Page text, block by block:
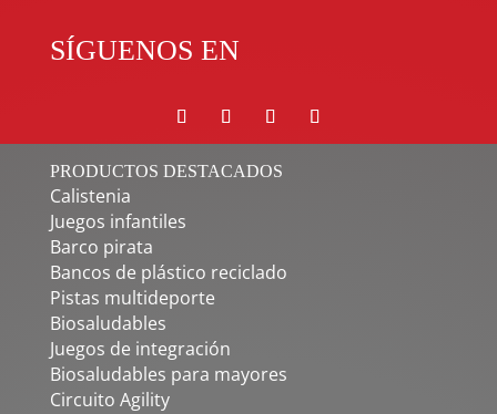
SÍGUENOS EN
PRODUCTOS DESTACADOS
Calistenia
Juegos infantiles
Barco pirata
Bancos de plástico reciclado
Pistas multideporte
Biosaludables
Juegos de integración
Biosaludables para mayores
Circuito Agility